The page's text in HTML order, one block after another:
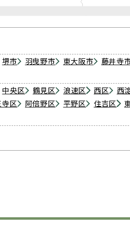
堺市 羽曳野市 東大阪市 藤井寺
中央区 鶴見区 浪速区 西区 西
寺区 阿倍野区 平野区 住吉区